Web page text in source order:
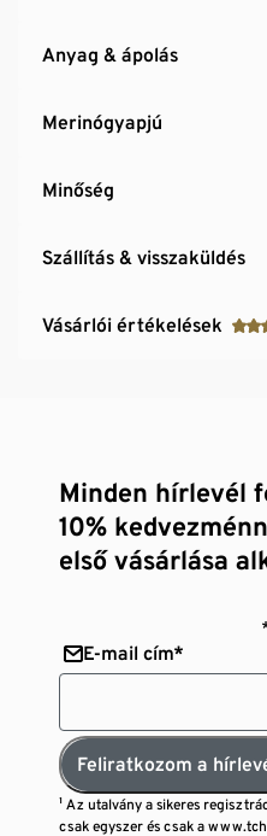
Anyag & ápolás
Merinógyapjú
Minőség
Szállítás & visszaküldés
Vásárlói értékelések
Minden hírlevél
10%
első vásárlása
E-mail cím*
Feliratkozom a
¹ Az utalvány a sikeres
csak egyszer és csak a